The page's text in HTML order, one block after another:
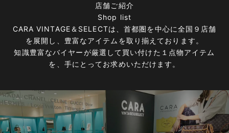
店舗ご紹介
Shop list
CARA VINTAGE＆SELECTは、首都圏を中心に全国９店舗
を展開し、豊富なアイテムを取り揃えております。
知識豊富なバイヤーが厳選して買い付けた１点物アイテム
を、手にとってお求めいただけます。